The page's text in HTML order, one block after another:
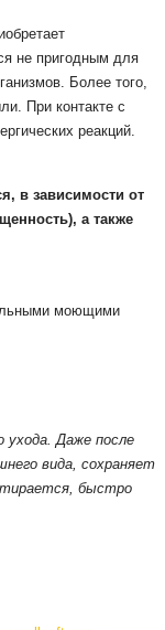
не пригодным для
Более того,
При контакте с
реакций.
в зависимости от
а также
моющими
ухода. Даже после
вида, сохраняет
быстро